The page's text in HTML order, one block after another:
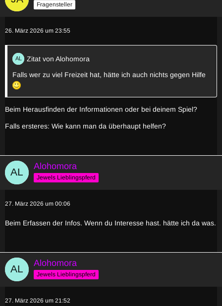
Fragensteller
26. März 2026 um 23:55
Zitat von Alohomora
Falls wer zu viel Freizeit hat, hätte ich auch nichts gegen Hilfe
Beim Herausfinden der Informationen oder bei deinem Spiel?
Falls ersteres: Wie kann man da überhaupt helfen?
Alohomora
Jewels Lieblingspferd
27. März 2026 um 00:06
Beim Erfassen der Infos. Wenn du Interesse hast. hätte ich da was.
Alohomora
Jewels Lieblingspferd
27. März 2026 um 21:52